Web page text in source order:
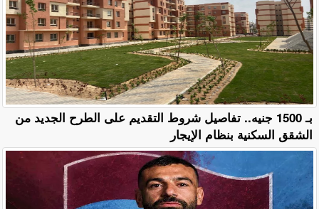
بـ 1500 جنيه.. تفاصيل شروط التقديم على الطرح الجديد من
الشقق السكنية بنظام الإيجار